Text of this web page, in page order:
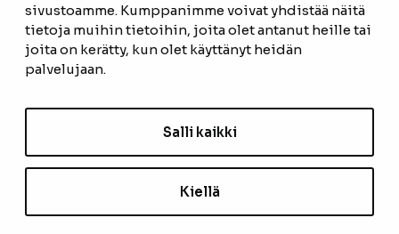
sivustoamme. Kumppanimme voivat yhdistää näitä
tietoja muihin tietoihin, joita olet antanut heille tai
joita on kerätty, kun olet käyttänyt heidän
palvelujaan.
Salli kaikki
Kiellä
REFERENSSIT
OTA YHTEYTTÄ
EVÄSTEASETUKSET